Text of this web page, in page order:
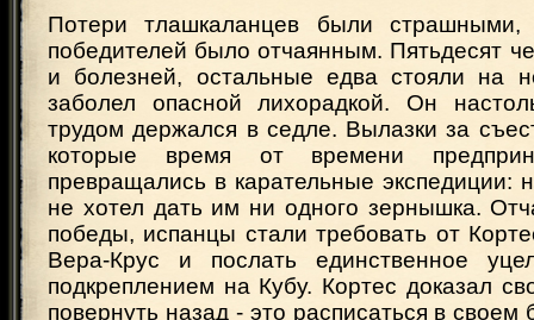
Потери тлашкаланцев были
победителей было отчаянным. Пятьдесят
и болезней, остальные едва стояли на
заболел опасной лихорадкой. Он
трудом держался в седле. Вылазки за
которые время от времени
превращались в карательные экспедиции:
не хотел дать им ни одного зернышка.
победы, испанцы стали требовать от
Вера-Крус и послать единственное
подкреплением на Кубу. Кортес доказал
повернуть назад - это расписаться в своем